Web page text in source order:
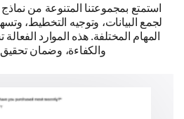
استمتع بمجموعتنا المتنوعة من
لجمع البيانات، وتوجيه التخطيط،
المهام المختلفة. هذه الموارد
والكفاءة، وضمان تحقيق